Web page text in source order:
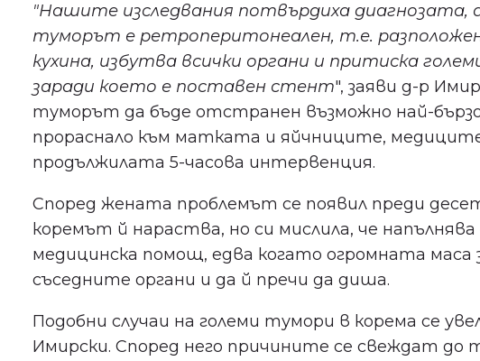
"Нашите изследвания потвърдиха диагнозата,
туморът е ретроперитонеален, т.е.
кухина, избутва всички органи и притиска
заради което е поставен стент", заяви д-р
туморът да бъде отстранен възможно най-
прораснало към матката и яйчниците,
продължилата 5-часова интервенция.
Според жената проблемът се появил преди
коремът й нараства, но си мислила, че
медицинска помощ, едва когато огромната маса
съседните органи и да й пречи да диша.
Подобни случаи на големи тумори в корема се
Имирски. Според него причините се свеждат до